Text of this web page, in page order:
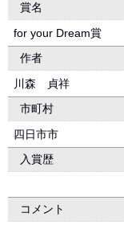
賞名
for your Dream賞
作者
川森 貞祥
市町村
四日市市
入賞歴
コメント